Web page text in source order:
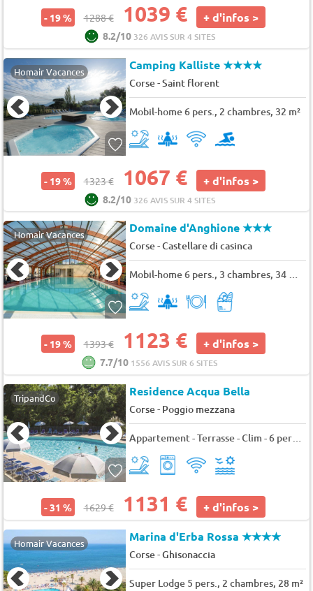
- 19 % 1288 € 1039 € + d'infos >
8.2/10 326 AVIS SUR 4 SITES
Homair Vacances Camping Kalliste★★★★
Corse-Saint florent
Mobil-home 6 pers., 2 chambres, 32 m²
- 19 % 1323 € 1067 € + d'infos >
8.2/10 326 AVIS SUR 4 SITES
Homair Vacances Domaine d'Anghione★★★
Corse-Castellare di casinca
Mobil-home 6 pers., 3 chambres, 34 m² - 38 m²
- 19 % 1393 € 1123 € + d'infos >
7.7/10 1556 AVIS SUR 6 SITES
TripandCo Residence Acqua Bella
Corse- Poggio mezzana
Appartement - Terrasse - Clim - 6 pers. - 46m2
- 31 % 1629 € 1131 € + d'infos >
Homair Vacances Marina d'Erba Rossa★★★★
Corse-Ghisonaccia
Super Lodge 5 pers., 2 chambres, 28 m²